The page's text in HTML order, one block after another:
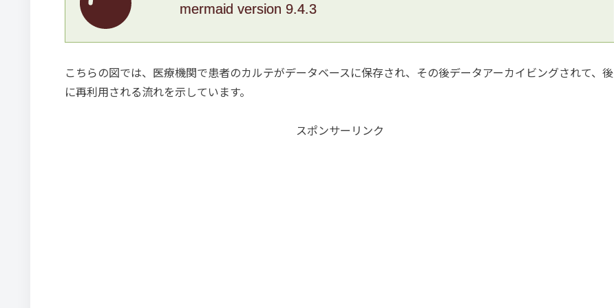
mermaid version 9.4.3
こちらの図では、医療機関で患者のカルテがデータベースに保存され、その後データアーカイビングされて、後
に再利用される流れを示しています。
スポンサーリンク